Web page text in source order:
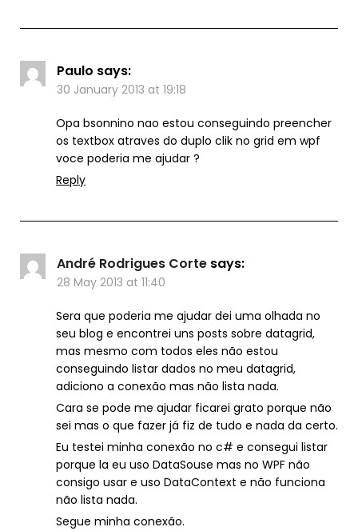
Paulo says:
30 January 2013 at 19:18
Opa bsonnino nao estou conseguindo preencher
os textbox atraves do duplo clik no grid em wpf
voce poderia me ajudar ?
Reply
André Rodrigues Corte says:
28 May 2013 at 11:40
Sera que poderia me ajudar dei uma olhada no
seu blog e encontrei uns posts sobre datagrid,
mas mesmo com todos eles não estou
conseguindo listar dados no meu datagrid,
adiciono a conexão mas não lista nada.
Cara se pode me ajudar ficarei grato porque não
sei mas o que fazer já fiz de tudo e nada da certo.
Eu testei minha conexão no c# e consegui listar
porque la eu uso DataSouse mas no WPF não
consigo usar e uso DataContext e não funciona
não lista nada.
Segue minha conexão.